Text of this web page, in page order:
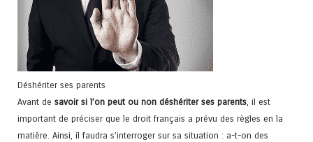
Déshériter ses parents
Avant de savoir si l’on peut ou non déshériter ses parents, il est
important de préciser que le droit français a prévu des règles en la
matière. Ainsi, il faudra s’interroger sur sa situation : a-t-on des